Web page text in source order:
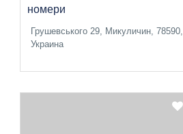
номери
Грушевського 29, Микуличин, 78590,
Украина